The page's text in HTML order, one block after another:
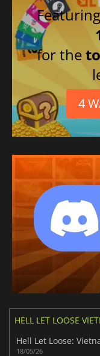
for the
4
HELL LET LOOSE
18/05/26